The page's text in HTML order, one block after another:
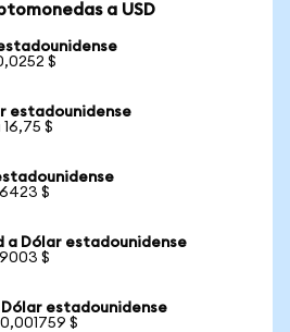
a USD
$
estadounidense
$
$
a Dólar estadounidense
$
estadounidense
$